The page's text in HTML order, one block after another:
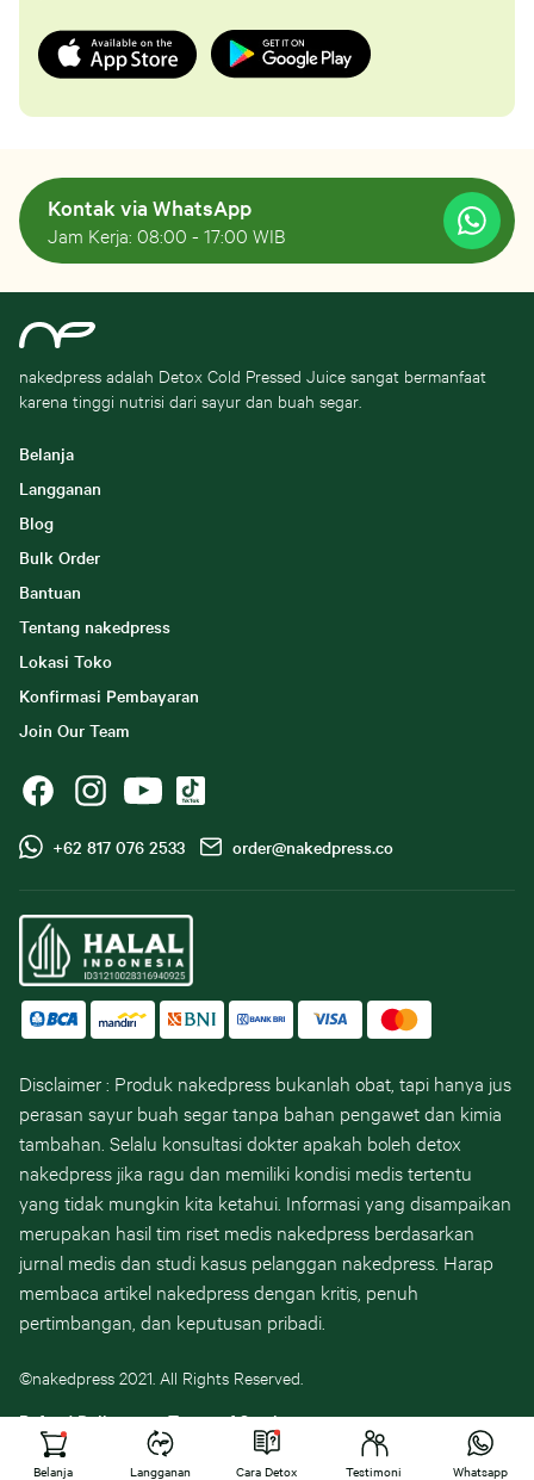
Kontak via WhatsApp
Jam Kerja: 08:00 - 17:00 WIB
nakedpress adalah Detox Cold Pressed Juice sangat bermanfaat
karena tinggi nutrisi dari sayur dan buah segar.
Belanja
Langganan
Blog
Bulk Order
Bantuan
Tentang nakedpress
Lokasi Toko
Konfirmasi Pembayaran
Join Our Team
+62 817 076 2533 order@nakedpress.co
Disclaimer : Produk nakedpress bukanlah obat, tapi hanya jus
perasan sayur buah segar tanpa bahan pengawet dan kimia
tambahan. Selalu konsultasi dokter apakah boleh detox
nakedpress jika ragu dan memiliki kondisi medis tertentu
yang tidak mungkin kita ketahui. Informasi yang disampaikan
merupakan hasil tim riset medis nakedpress berdasarkan
jurnal medis dan studi kasus pelanggan nakedpress. Harap
membaca artikel nakedpress dengan kritis, penuh
pertimbangan, dan keputusan pribadi.
©nakedpress 2021. All Rights Reserved.
Refund Policy Terms of Service
Belanja Langganan Cara Detox Testimoni Whatsapp